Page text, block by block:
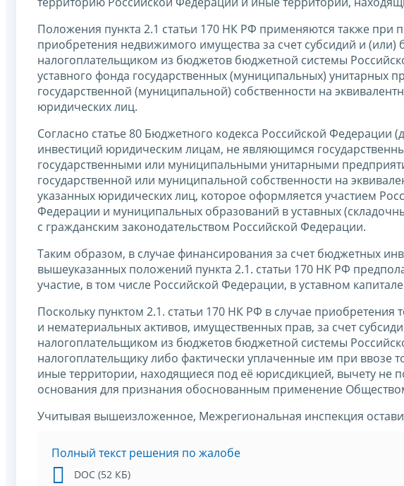
Положения пункта 2.1 статьи 170 НК РФ применяются также при
приобретения недвижимого имущества за счет субсидий и
налогоплательщиком из бюджетов бюджетной системы
уставного фонда государственных (муниципальных) унитарных
государственной (муниципальной) собственности на
юридических лиц.
Согласно статье 80 Бюджетного кодекса Российской
инвестиций юридическим лицам, не являющимся
государственными или муниципальными унитарными
государственной или муниципальной собственности на
указанных юридических лиц, которое оформляется участием
Федерации и муниципальных образований в уставных
с гражданским законодательством Российской Федерации.
Таким образом, в случае финансирования за счет бюджетных
вышеуказанных положений пункта 2.1. статьи 170 НК РФ
участие, в том числе Российской Федерации, в уставном
Поскольку пунктом 2.1. статьи 170 НК РФ в случае приобретения
и нематериальных активов, имущественных прав, за счет
налогоплательщиком из бюджетов бюджетной системы
налогоплательщику либо фактически уплаченные им при ввозе
иные территории, находящиеся под её юрисдикцией, вычету не
основания для признания обоснованным применение
Учитывая вышеизложенное, Межрегиональная инспекция
Полный текст решения по жалобе
DOC (52 КБ)